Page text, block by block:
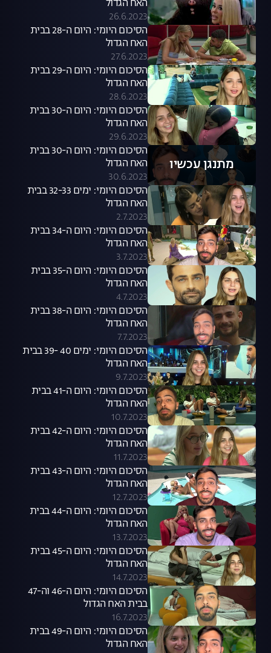
האח הגדול
26.6.2023
הסיכום היומי: היום ה-28 בבית
האח הגדול
27.6.2023
הסיכום היומי: היום ה-29 בבית
האח הגדול
28.6.2023
הסיכום היומי: היום ה-30 בבית
האח הגדול
29.6.2023
מתנגן עכשיו
הסיכום היומי: היום ה-30 בבית
האח הגדול
30.6.2023
הסיכום היומי: ימים 32-33 בבית
האח הגדול
2.7.2023
הסיכום היומי: היום ה-34 בבית
האח הגדול
3.7.2023
הסיכום היומי: היום ה-35 בבית
האח הגדול
4.7.2023
הסיכום היומי: היום ה-38 בבית
האח הגדול
7.7.2023
הסיכום היומי: ימים 40 -39 בבית
האח הגדול
9.7.2023
הסיכום היומי: היום ה-41 בבית
האח הגדול
10.7.2023
הסיכום היומי: היום ה-42 בבית
האח הגדול
11.7.2023
הסיכום היומי: היום ה-43 בבית
האח הגדול
12.7.2023
הסיכום היומי: היום ה-44 בבית
האח הגדול
13.7.2023
הסיכום היומי: היום ה-45 בבית
האח הגדול
14.7.2023
הסיכום היומי: היום ה-46 וה-47
בבית האח הגדול
16.7.2023
הסיכום היומי: היום ה-49 בבית
האח הגדול